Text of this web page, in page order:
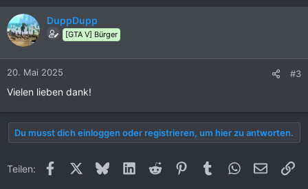
DuppDupp
[GTA V] Bürger
20. Mai 2025 #3
Vielen lieben dank!
Du musst dich einloggen oder registrieren, um hier zu antworten.
Teilen: FacebookX (Twitter)
BlueskyLinkedInReddit PinterestTumblrWhatsApp
E-Mail